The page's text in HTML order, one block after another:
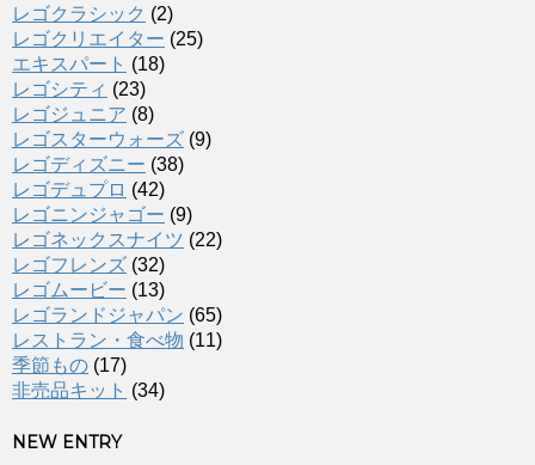
レゴクラシック (2)
レゴクリエイター (25)
エキスパート (18)
レゴシティ (23)
レゴジュニア (8)
レゴスターウォーズ (9)
レゴディズニー (38)
レゴデュプロ (42)
レゴニンジャゴー (9)
レゴネックスナイツ (22)
レゴフレンズ (32)
レゴムービー (13)
レゴランドジャパン (65)
レストラン・食べ物 (11)
季節もの (17)
非売品キット (34)
NEW ENTRY